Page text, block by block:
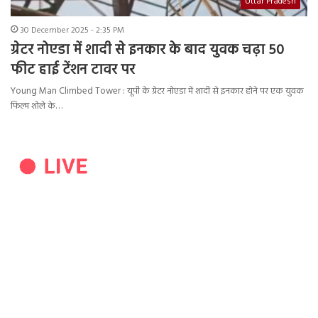
30 December 2025 - 2:35 PM
ग्रेटर नोएडा में शादी से इनकार के बाद युवक चढ़ा 50
फीट हाई टेंशन टावर पर
Young Man Climbed Tower : यूपी के ग्रेटर नोएडा में शादी से इनकार होने पर एक युवक
फिल्म शोले के…